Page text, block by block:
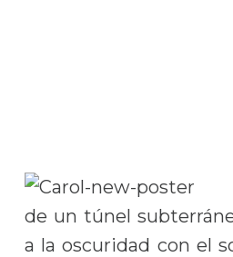
de un túnel
a la oscuridad con el